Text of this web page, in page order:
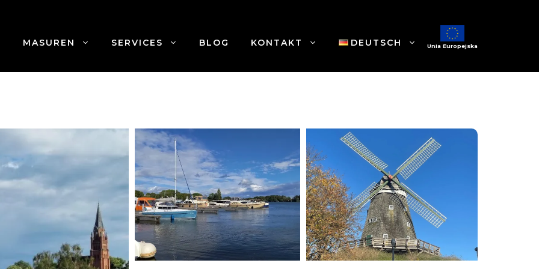
MASUREN SERVICES BLOG KONTAKT DEUTSCH Unia Europejska